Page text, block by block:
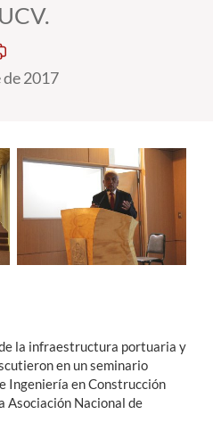
de 2017
la infraestructura portuaria y
en un seminario
Ingeniería en Construcción
Asociación Nacional de